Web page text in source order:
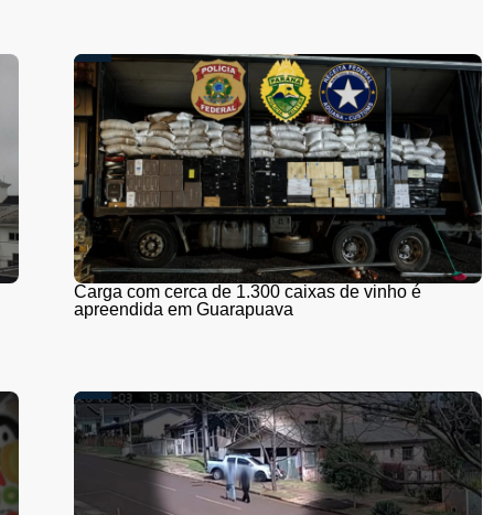
Carga com cerca de 1.300 caixas de vinho é
apreendida em Guarapuava